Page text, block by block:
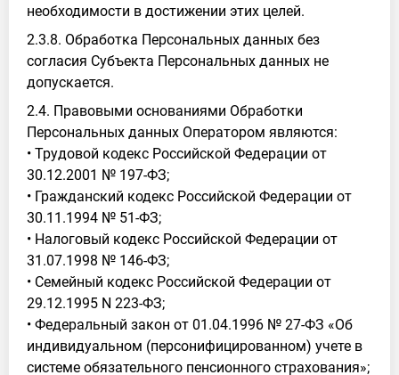
необходимости в достижении этих целей.
2.3.8. Обработка Персональных данных без
согласия Субъекта Персональных данных не
допускается.
2.4. Правовыми основаниями Обработки
Персональных данных Оператором являются:
• Трудовой кодекс Российской Федерации от
30.12.2001 № 197-ФЗ;
• Гражданский кодекс Российской Федерации от
30.11.1994 № 51-ФЗ;
• Налоговый кодекс Российской Федерации от
31.07.1998 № 146-ФЗ;
• Семейный кодекс Российской Федерации от
29.12.1995 N 223-ФЗ;
• Федеральный закон от 01.04.1996 № 27-ФЗ «Об
индивидуальном (персонифицированном) учете в
системе обязательного пенсионного страхования»;